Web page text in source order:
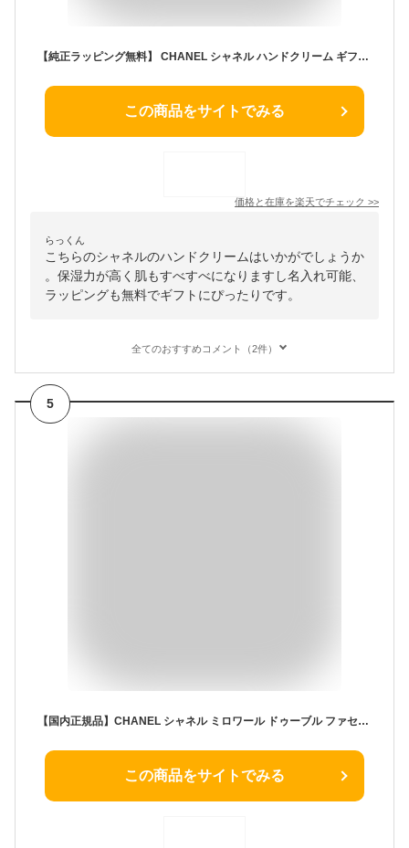
【純正ラッピング無料】 CHANEL シャネル ハンドクリーム ギフト 名入れ ラ クレーム マン リッシュ コスメ 美白 美容 ハンドケア 化粧品 ブランド ラッピング スキンケア 2024 正規品 新品 女性 誕生日 ギフト
この商品をサイトでみる
価格と在庫を楽天でチェック >>
らっくん
こちらのシャネルのハンドクリームはいかがでしょうか
。保湿力が高く肌もすべすべになりますし名入れ可能、
ラッピングも無料でギフトにぴったりです。
全てのおすすめコメント（2件）
5
【国内正規品】CHANEL シャネル ミロワール ドゥーブル ファセット コンパクト ミラー プレゼント ギフト ショッパー付き
この商品をサイトでみる